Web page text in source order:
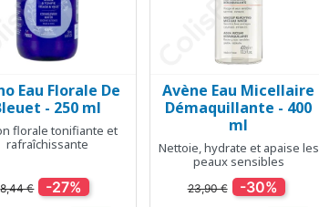
Aperçu rapide
Eau Florale De
- 250 ml
florale tonifiante et
rafraîchissante
8,44 € -27%
Aperçu rapide
Avène Eau Micellaire
Démaquillante - 400
ml
Nettoie, hydrate et apaise les
peaux sensibles
23,90 € -30%